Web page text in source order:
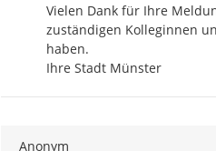
Vielen Dank für Ihre
zuständigen Kolleginnen
haben.
Ihre Stadt Münster
Anonym